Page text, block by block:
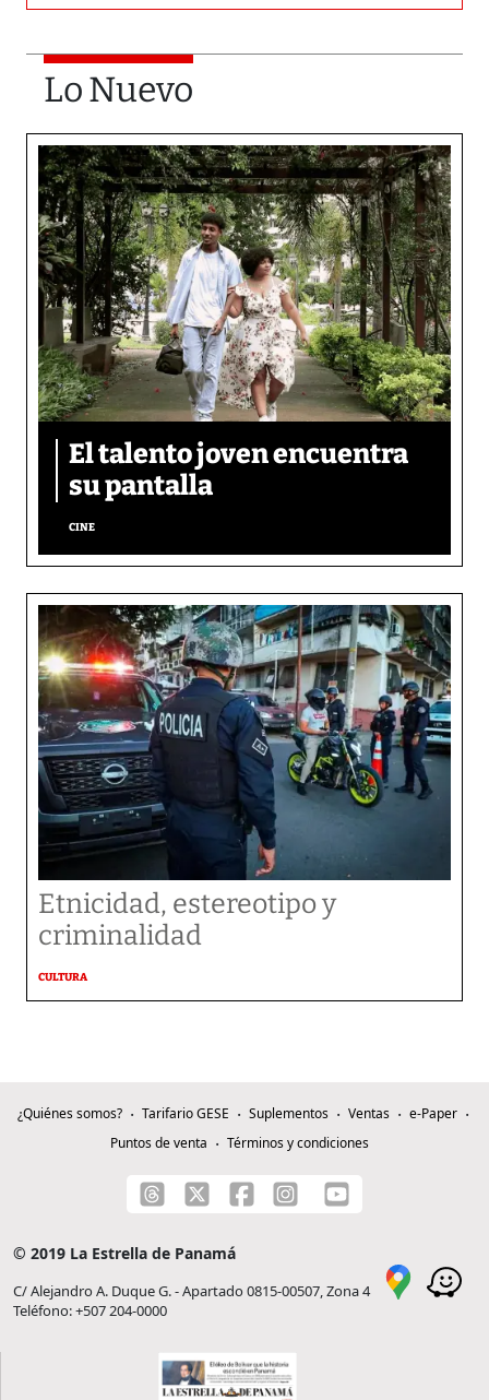
Lo Nuevo
El talento joven encuentra
su pantalla​
CINE
Etnicidad, estereotipo y
criminalidad
CULTURA
¿Quiénes somos? Tarifario GESE Suplementos Ventas
e-Paper
Puntos de venta
Términos y condiciones
© 2019 La Estrella de Panamá
C/ Alejandro A. Duque G. - Apartado 0815-00507, Zona 4
Teléfono: +507 204-0000